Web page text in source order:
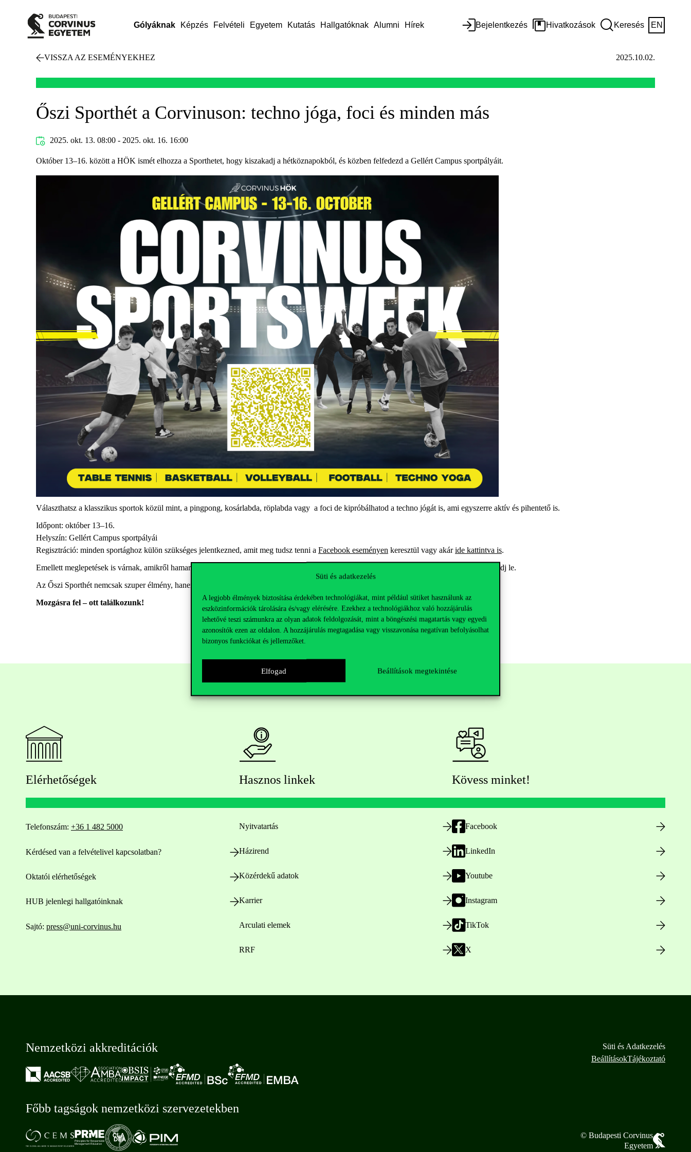
Süti és adatkezelés
A legjobb élmények biztosítása érdekében technológiákat, mint például sütiket használunk az
eszközinformációk tárolására és/vagy elérésére. Ezekhez a technológiákhoz való hozzájárulás
lehetővé teszi számunkra az olyan adatok feldolgozását, mint a böngészési magatartás vagy egyedi
azonosítók ezen az oldalon. A hozzájárulás megtagadása vagy visszavonása negatívan befolyásolhat
bizonyos funkciókat és jellemzőket.
Elfogad Beállítások megtekintése
Gólyáknak Képzés Felvételi Egyetem Kutatás Hallgatóknak Alumni Hírek Bejelentkezés Hivatkozások Keresés EN
VISSZA AZ ESEMÉNYEKHEZ 2025.10.02.
Őszi Sporthét a Corvinuson: techno jóga, foci és minden más
2025. okt. 13. 08:00 - 2025. okt. 16. 16:00
Október 13–16. között a HÖK ismét elhozza a Sporthetet, hogy kiszakadj a hétköznapokból, és közben felfedezd a Gellért Campus sportpályáit.
Választhatsz a klasszikus sportok közül mint, a pingpong, kosárlabda, röplabda vagy a foci de kipróbálhatod a techno jógát is, ami egyszerre aktív és pihentető is.
Időpont: október 13–16.
Helyszín: Gellért Campus sportpályái
Regisztráció: minden sportághoz külön szükséges jelentkezned, amit meg tudsz tenni a Facebook eseményen keresztül vagy akáride kattintva is.
Emellett meglepetések is várnak, amikről hamarosan többet is megtudhatsz. Érdemes követni az
hogy semmiről ne maradj le.
Az Őszi Sporthét nemcsak szuper élmény, hanem hasznos is: a részvétellel egy testnevelés órát is le tudsz igazolni.
Mozgásra fel – ott találkozunk!
Elérhetőségek
Telefonszám: +36 1 482 5000
Kérdésed van a felvételivel kapcsolatban?
Oktatói elérhetőségek
HUB jelenlegi hallgatóinknak
Sajtó: press@uni-corvinus.hu
Hasznos linkek
Nyitvatartás
Házirend
Közérdekű adatok
Karrier
Arculati elemek
RRF
Kövess minket!
Facebook
LinkedIn
Youtube
Instagram
TikTok
X
Nemzetközi akkreditációk
Főbb tagságok nemzetközi szervezetekben
Süti és Adatkezelés
BeállításokTájékoztató
© Budapesti Corvinus
Egyetem